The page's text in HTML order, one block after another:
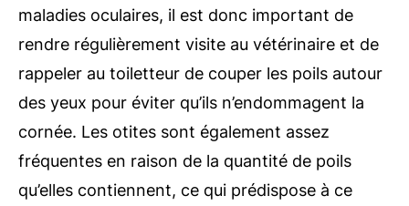
maladies oculaires, il est donc important de
rendre régulièrement visite au vétérinaire et de
rappeler au toiletteur de couper les poils autour
des yeux pour éviter qu’ils n’endommagent la
cornée. Les otites sont également assez
fréquentes en raison de la quantité de poils
qu’elles contiennent, ce qui prédispose à ce